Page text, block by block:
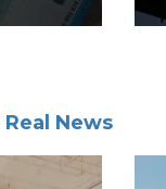
Real News